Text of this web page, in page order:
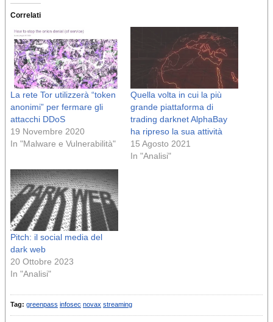
Correlati
La rete Tor utilizzerà “token
anonimi” per fermare gli
attacchi DDoS
19 Novembre 2020
In "Malware e Vulnerabilità"
Quella volta in cui la più
grande piattaforma di
trading darknet AlphaBay
ha ripreso la sua attività
15 Agosto 2021
In "Analisi"
Pitch: il social media del
dark web
20 Ottobre 2023
In "Analisi"
Tag: greenpass infosec novax streaming